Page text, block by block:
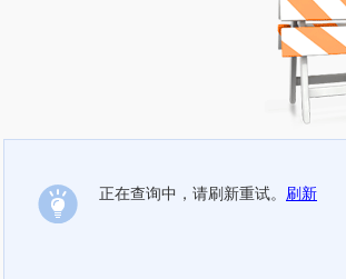
正在查询中，请刷新重试。 刷新